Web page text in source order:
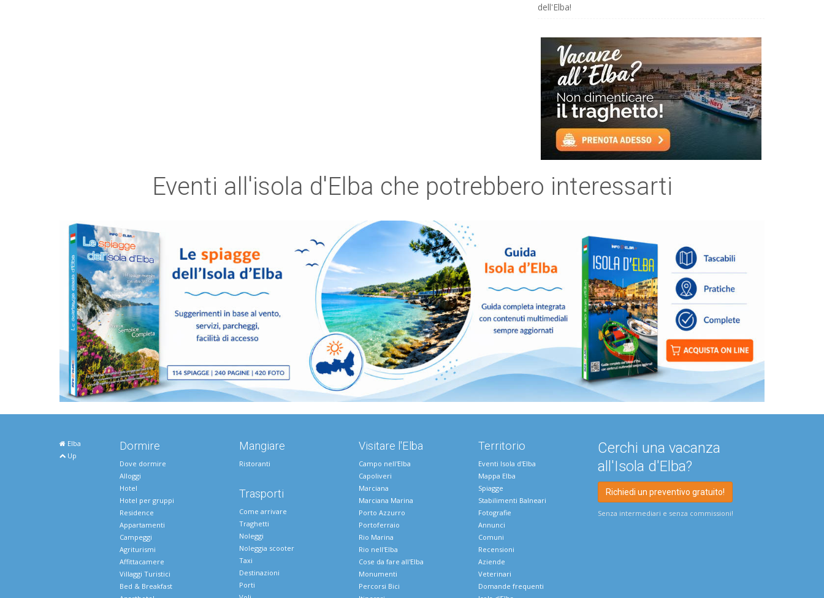
dell'Elba!
Eventi all'isola d'Elba che potrebbero interessarti
Elba
Up
Dormire
Dove dormire
Alloggi
Hotel
Hotel per gruppi
Residence
Appartamenti
Campeggi
Agriturismi
Affittacamere
Villaggi Turistici
Bed & Breakfast
Mangiare
Ristoranti
Trasporti
Come arrivare
Traghetti
Noleggi
Noleggia scooter
Taxi
Destinazioni
Porti
Visitare l'Elba
Campo nell'Elba
Capoliveri
Marciana
Marciana Marina
Porto Azzurro
Portoferraio
Rio Marina
Rio nell'Elba
Cose da fare all'Elba
Monumenti
Percorsi Bici
Territorio
Eventi Isola d'Elba
Mappa Elba
Spiagge
Stabilimenti Balneari
Fotografie
Annunci
Comuni
Recensioni
Aziende
Veterinari
Domande frequenti
Cerchi una vacanza
all'Isola d'Elba?
Richiedi un preventivo gratuito!
Senza intermediari e senza commissioni!